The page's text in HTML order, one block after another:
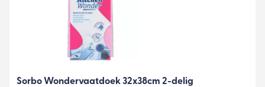
Sorbo Wondervaatdoek 32x38cm 2-delig